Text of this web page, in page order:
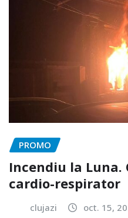
PROMO
Incendiu la Luna.
cardio-respirator
clujazi oct. 15,